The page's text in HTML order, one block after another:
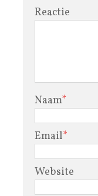
Reactie
Naam*
Email*
Website